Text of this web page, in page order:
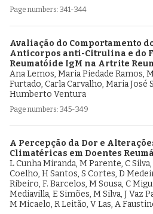
Page numbers: 341-344
Avaliação do Comportamento
Anticorpos anti-Citrulina e do
Reumatóide IgM na Artrite
Ana Lemos, Maria Piedade Ramos,
Furtado, Carla Carvalho, Maria José
Humberto Ventura
Page numbers: 345-349
A Percepção da Dor e
Climatéricas em Doentes
L Cunha Miranda, M Parente, C
Coelho, H Santos, S Cortes, D
Ribeiro, F. Barcelos, M Sousa, C
Mediavilla, E Simões, M Silva, J Vaz
M Micaelo, R Leitão, V Las, A